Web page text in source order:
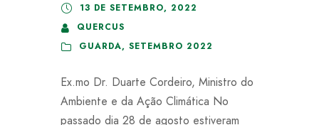
13 DE SETEMBRO, 2022
QUERCUS
GUARDA, SETEMBRO 2022
Ex.mo Dr. Duarte Cordeiro, Ministro do
Ambiente e da Ação Climática No
passado dia 28 de agosto estiveram